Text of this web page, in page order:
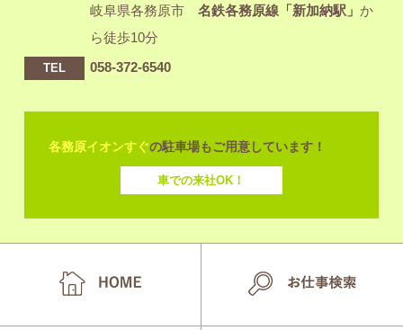
岐阜県各務原市 名鉄各務原線「新加納駅」 か
ら徒歩10分
TEL 058-372-6540
各務原イオンすぐの駐車場もご用意しています！
車での来社OK！